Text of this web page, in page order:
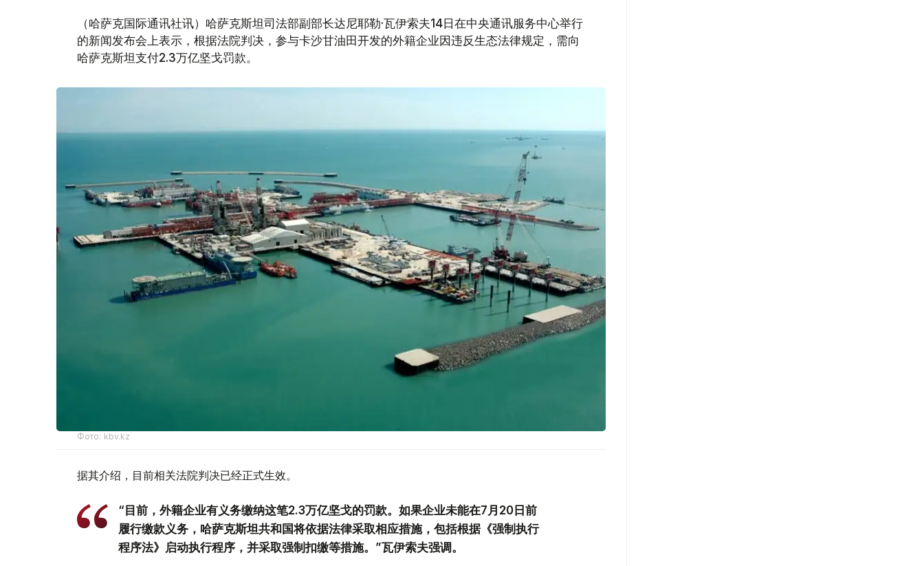
（哈萨克国际通讯社讯）哈萨克斯坦司法部副部长达尼耶勒·瓦伊索夫14日在中央通讯服务中心举行
的新闻发布会上表示，根据法院判决，参与卡沙甘油田开发的外籍企业因违反生态法律规定，需向
哈萨克斯坦支付2.3万亿坚戈罚款。
Фото: kbv.kz
据其介绍，目前相关法院判决已经正式生效。
“目前，外籍企业有义务缴纳这笔2.3万亿坚戈的罚款。如果企业未能在7月20日前
履行缴款义务，哈萨克斯坦共和国将依据法律采取相应措施，包括根据《强制执行
程序法》启动执行程序，并采取强制扣缴等措施。”瓦伊索夫强调。